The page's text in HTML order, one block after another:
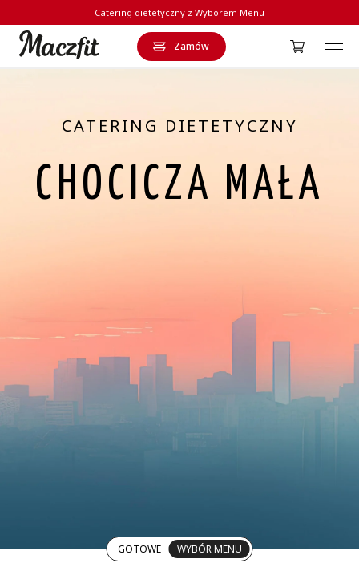
Catering dietetyczny z Wyborem Menu
Zamów
CATERING DIETETYCZNY
CHOCICZA MAŁA
GOTOWE WYBÓR MENU